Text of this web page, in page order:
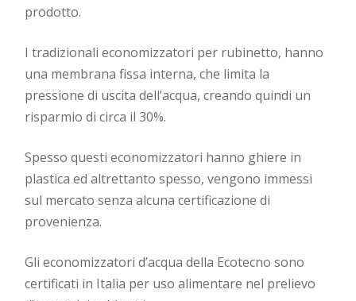
prodotto.
I tradizionali economizzatori per rubinetto, hanno
una membrana fissa interna, che limita la
pressione di uscita dell’acqua, creando quindi un
risparmio di circa il 30%.
Spesso questi economizzatori hanno ghiere in
plastica ed altrettanto spesso, vengono immessi
sul mercato senza alcuna certificazione di
provenienza.
Gli economizzatori d’acqua della Ecotecno sono
certificati in Italia per uso alimentare nel prelievo